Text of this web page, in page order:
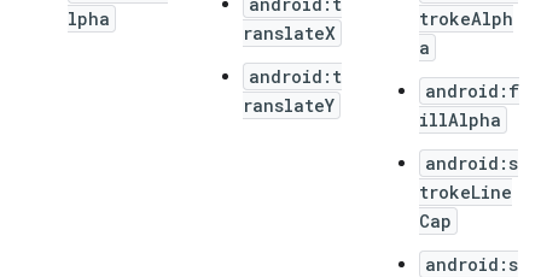
lpha
ranslateX
android:t
ranslateY
trokeAlph
a
android:f
illAlpha
android:s
trokeLine
Cap
android:s